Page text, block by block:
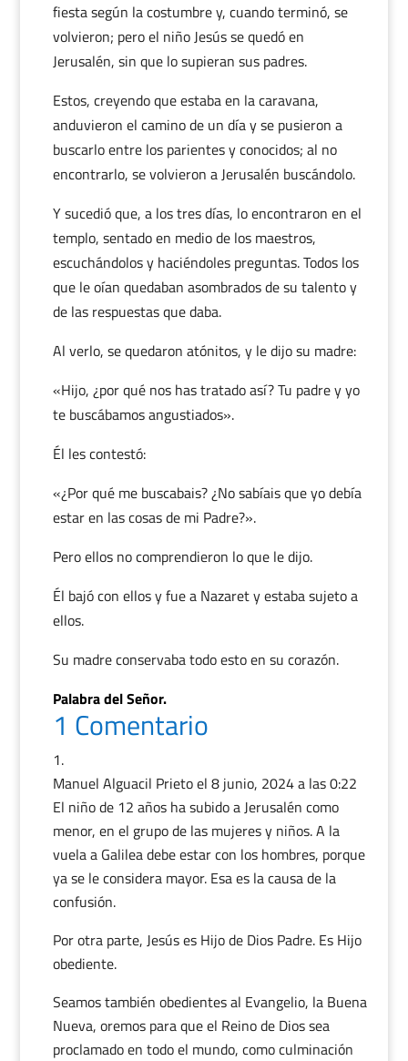
fiesta según la costumbre y, cuando terminó, se
volvieron; pero el niño Jesús se quedó en
Jerusalén, sin que lo supieran sus padres.
Estos, creyendo que estaba en la caravana,
anduvieron el camino de un día y se pusieron a
buscarlo entre los parientes y conocidos; al no
encontrarlo, se volvieron a Jerusalén buscándolo.
Y sucedió que, a los tres días, lo encontraron en el
templo, sentado en medio de los maestros,
escuchándolos y haciéndoles preguntas. Todos los
que le oían quedaban asombrados de su talento y
de las respuestas que daba.
Al verlo, se quedaron atónitos, y le dijo su madre:
«Hijo, ¿por qué nos has tratado así? Tu padre y yo
te buscábamos angustiados».
Él les contestó:
«¿Por qué me buscabais? ¿No sabíais que yo debía
estar en las cosas de mi Padre?».
Pero ellos no comprendieron lo que le dijo.
Él bajó con ellos y fue a Nazaret y estaba sujeto a
ellos.
Su madre conservaba todo esto en su corazón.
Palabra del Señor.
1 Comentario
Manuel Alguacil Prietoel 8 junio, 2024 a las 0:22
El niño de 12 años ha subido a Jerusalén como
menor, en el grupo de las mujeres y niños. A la
vuela a Galilea debe estar con los hombres, porque
ya se le considera mayor. Esa es la causa de la
confusión.
Por otra parte, Jesús es Hijo de Dios Padre. Es Hijo
obediente.
Seamos también obedientes al Evangelio, la Buena
Nueva, oremos para que el Reino de Dios sea
proclamado en todo el mundo, como culminación